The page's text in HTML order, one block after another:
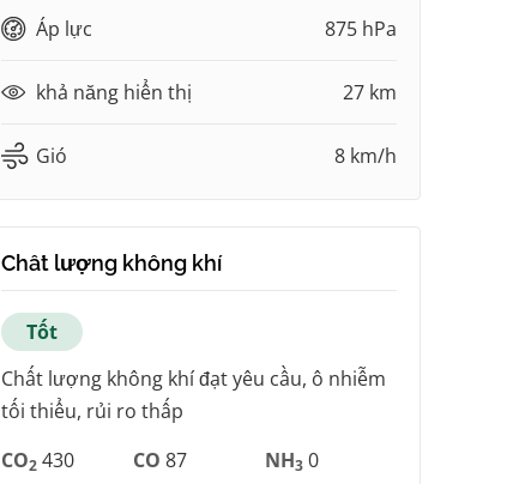
Áp lực 875 hPa
khả năng hiển thị 27 km
Gió 8 km/h
Chất lượng không khí
Tốt
Chất lượng không khí đạt yêu cầu, ô nhiễm
tối thiểu, rủi ro thấp
CO2 430 CO 87 NH3 0